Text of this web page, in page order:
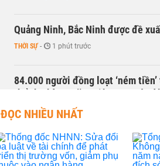
Quảng Ninh, Bắc Ninh được đề
THỜI SỰ - 1 phút trước
84.000 người đồng loạt ‘ném
thể thu hàng trăm triệu qua một
KINH DOANH - 1 phút trước
Cổ phiếu Điện Máy Xanh (DMX)
105.000 tỷ đồng
ĐỌC NHIỀU NHẤT